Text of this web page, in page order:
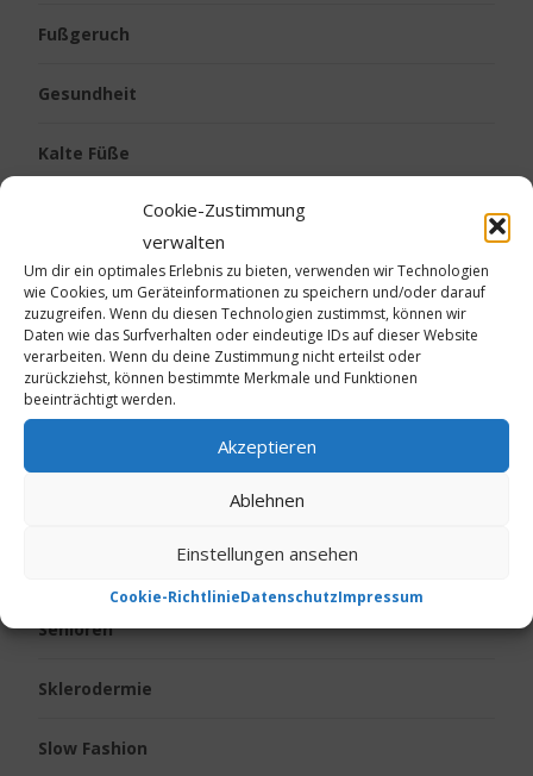
Cookie-Zustimmung
verwalten
Um dir ein optimales Erlebnis zu bieten, verwenden wir Technologien
wie Cookies, um Geräteinformationen zu speichern und/oder darauf
zuzugreifen. Wenn du diesen Technologien zustimmst, können wir
Daten wie das Surfverhalten oder eindeutige IDs auf dieser Website
verarbeiten. Wenn du deine Zustimmung nicht erteilst oder
zurückziehst, können bestimmte Merkmale und Funktionen
beeinträchtigt werden.
Akzeptieren
Ablehnen
Einstellungen ansehen
Cookie-RichtlinieDatenschutzImpressum
Fußgeruch
Gesundheit
Kalte Füße
Körpergeruch
Live vom Jakobsweg
Neurodermitis
Senioren
Sklerodermie
Slow Fashion